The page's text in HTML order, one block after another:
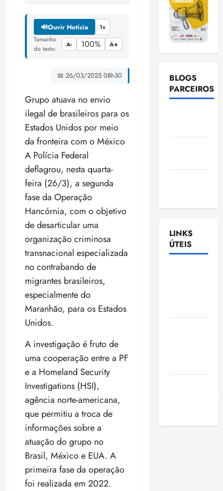
🔊Ouvir Notícia 1x
Tamanho
do texto:
A- 100% A+
📅 26/03/2025 08h30
Grupo atuava no envio
ilegal de brasileiros para os
Estados Unidos por meio
da fronteira com o México
A Polícia Federal
deflagrou, nesta quarta-
feira (26/3), a segunda
fase da Operação
Hancórnia, com o objetivo
de desarticular uma
organização criminosa
transnacional especializada
no contrabando de
migrantes brasileiros,
especialmente do
Maranhão, para os Estados
Unidos.
A investigação é fruto de
uma cooperação entre a PF
e a Homeland Security
Investigations (HSI),
agência norte-americana,
que permitiu a troca de
informações sobre a
atuação do grupo no
Brasil, México e EUA. A
primeira fase da operação
foi realizada em 2022.
BLOGS
PARCEIROS
LINKS
ÚTEIS